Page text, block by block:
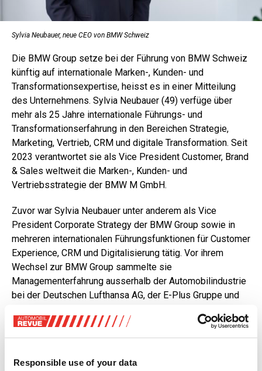
Responsible use of your data
Sylvia Neubauer, neue CEO von BMW Schweiz
Die BMW Group setze bei der Führung von BMW Schweiz
künftig auf internationale Marken-, Kunden- und
Transformationsexpertise, heisst es in einer Mitteilung
des Unternehmens. Sylvia Neubauer (49) verfüge über
mehr als 25 Jahre internationale Führungs- und
Transformationserfahrung in den Bereichen Strategie,
Marketing, Vertrieb, CRM und digitale Transformation. Seit
2023 verantwortet sie als Vice President Customer, Brand
& Sales weltweit die Marken-, Kunden- und
Vertriebsstrategie der BMW M GmbH.
Zuvor war Sylvia Neubauer unter anderem als Vice
President Corporate Strategy der BMW Group sowie in
mehreren internationalen Führungsfunktionen für Customer
Experience, CRM und Digitalisierung tätig. Vor ihrem
Wechsel zur BMW Group sammelte sie
Managementerfahrung ausserhalb der Automobilindustrie
bei der Deutschen Lufthansa AG, der E-Plus Gruppe und
«Die Schweiz ist einer der innovativsten und
ist sie ein Markt mit hoher Kundenorientierung, grosser